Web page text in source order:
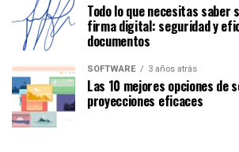
Todo lo que necesitas
firma digital: seguridad y
documentos
SOFTWARE 3 años atrás
Las 10 mejores opciones de
proyecciones eficaces